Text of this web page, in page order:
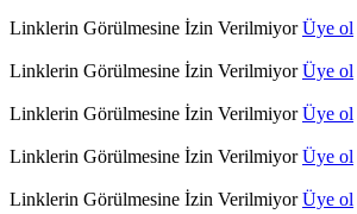
Linklerin Görülmesine İzin VerilmiyorÜye ol
Linklerin Görülmesine İzin VerilmiyorÜye ol
Linklerin Görülmesine İzin VerilmiyorÜye ol
Linklerin Görülmesine İzin VerilmiyorÜye ol
Linklerin Görülmesine İzin VerilmiyorÜye ol